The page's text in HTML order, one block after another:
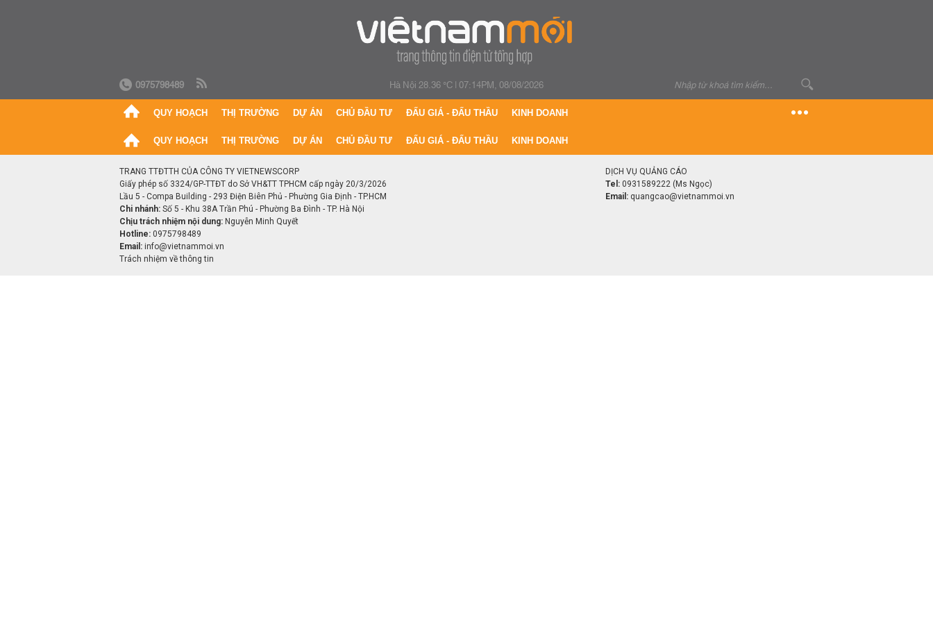
0975798489 Hà Nội 28.36 °C|07:14PM, 08/08/2026
QUY HOẠCH THỊ TRƯỜNG DỰ ÁN CHỦ ĐẦU TƯ ĐẤU GIÁ - ĐẤU THẦU KINH DOANH
QUY HOẠCH THỊ TRƯỜNG DỰ ÁN CHỦ ĐẦU TƯ ĐẤU GIÁ - ĐẤU THẦU KINH DOANH
TRANG TTĐTTH CỦA CÔNG TY VIETNEWSCORP
Giấy phép số 3324/GP-TTĐT do Sở VH&TT TPHCM cấp ngày 20/3/2026
Lầu 5 - Compa Building - 293 Điện Biên Phủ - Phường Gia Định - TP.HCM
Chi nhánh: Số 5 - Khu 38A Trần Phú - Phường Ba Đình - TP. Hà Nội
Chịu trách nhiệm nội dung: Nguyễn Minh Quyết
Hotline: 0975798489
Email: info@vietnammoi.vn
Trách nhiệm về thông tin
DỊCH VỤ QUẢNG CÁO
Tel: 0931589222 (Ms Ngọc)
Email: quangcao@vietnammoi.vn